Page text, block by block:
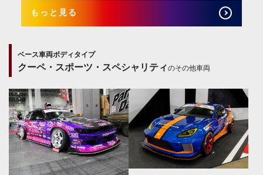
もっと見る
ベース車両ボディタイプ
クーペ・スポーツ・スペシャリティのその他車両